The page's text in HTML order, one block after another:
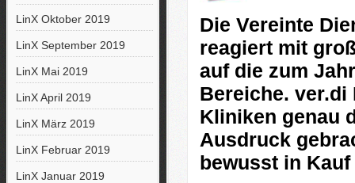
LinX Oktober 2019
LinX September 2019
LinX Mai 2019
LinX April 2019
LinX März 2019
LinX Februar 2019
LinX Januar 2019
Die Vereinte
reagiert mit
auf die zum
Bereiche. ver.di
Kliniken genau
Ausdruck
bewusst in